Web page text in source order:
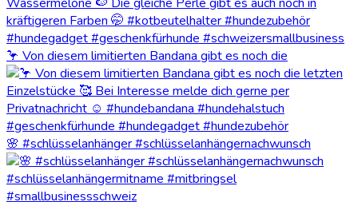
🦩 Von diesem limitierten Bandana gibt es noch die
🌸 #schlüsselanhänger #schlüsselanhängernachwunsch